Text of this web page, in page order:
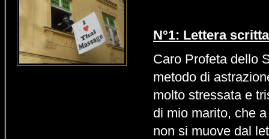
N°1: Lettera
Caro Profeta dello
metodo di
molto stressata e
di mio marito, che
non si muove dal